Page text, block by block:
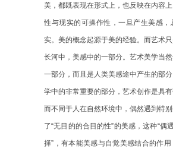
美，都既表现在形式上，也反映在内容
性与现实的可操作性，一旦产生美感，
实。美的概念起源于美的经验。而艺术
长河中，美感中的一部分。艺术美学当
一部分，而且是人类美感途中产生的部
学中的非常重要的部分，艺术创作是具有
而不同于人在自然环境中，偶然遇到特
了“无目的的合目的性”的美感，这种“偶
择”，有本能美感与自觉美感结合的作